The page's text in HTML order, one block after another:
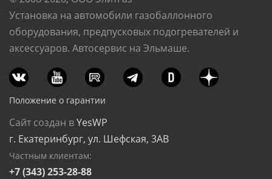
Установка на автомобили газобаллонного
оборудования, предпусковых подогревателей и
аксессуаров. Автосервис на Эльмаше.
Положение о гарантии
Сайт создан вYesWP
г. Екатеринбург, ул. Шефская, 3АВ
Частным клиентам:
+7 (343) 253-28-88